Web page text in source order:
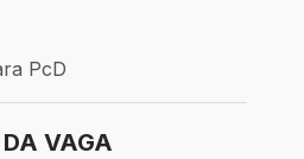
Presencial
PcD
VAGA